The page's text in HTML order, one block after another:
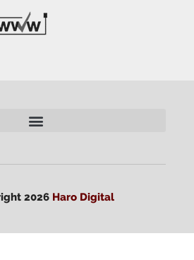
2026 Haro Digital